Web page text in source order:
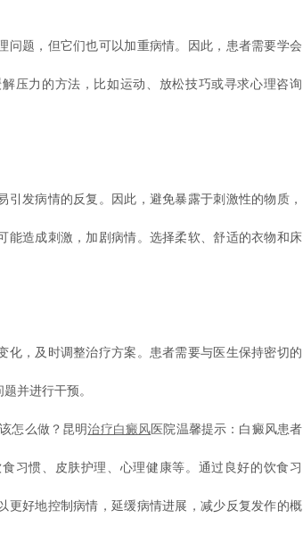
题，但它们也可以加重病情。因此，患者需要学会
压力的方法，比如运动、放松技巧或寻求心理咨询
发病情的反复。因此，避免暴露于刺激性的物质，
能造成刺激，加剧病情。选择柔软、舒适的衣物和床
，及时调整治疗方案。患者需要与医生保持密切的
并进行干预。
怎么做？昆明治疗白癜风 医院温馨提示：白癜风患者
习惯、皮肤护理、心理健康等。通过良好的饮食习
更好地控制病情，延缓病情进展，减少反复发作的概